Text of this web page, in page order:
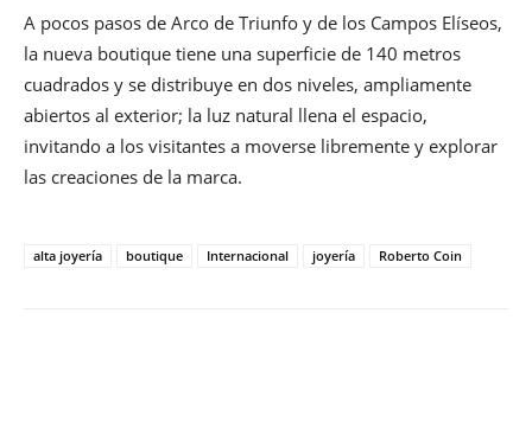
A pocos pasos de Arco de Triunfo y de los Campos Elíseos,
la nueva boutique tiene una superficie de 140 metros
cuadrados y se distribuye en dos niveles, ampliamente
abiertos al exterior; la luz natural llena el espacio,
invitando a los visitantes a moverse libremente y explorar
las creaciones de la marca.
alta joyería boutique Internacional joyería Roberto Coin